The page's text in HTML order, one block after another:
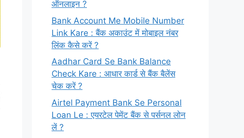
ऑनलाइन ?
Bank Account Me Mobile Number
Link Kare : बैंक अकाउंट में मोबाइल नंबर
लिंक कैसे करें ?
Aadhar Card Se Bank Balance
Check Kare : आधार कार्ड से बैंक बैलेंस
चेक करें ?
Airtel Payment Bank Se Personal
Loan Le : एयरटेल पेमेंट बैंक से पर्सनल लोन
लें ?